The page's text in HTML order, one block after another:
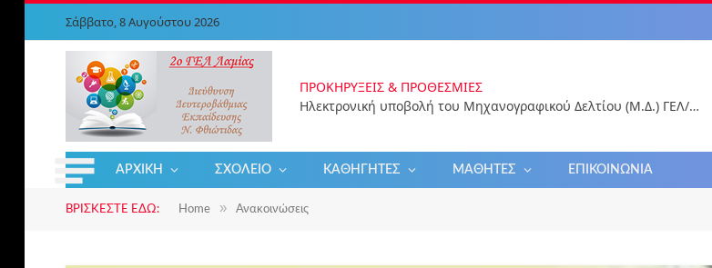
Σάββατο, 8 Αυγούστου 2026
ΠΡΟΚΗΡΎΞΕΙΣ & ΠΡΟΘΕΣΜΊΕΣ
Ηλεκτρονική υποβολή του Μηχανογραφικού Δελτίου (Μ.Δ.) ΓΕΛ/ΕΠΑΛ 2026 για εισαγωγή στην Τριτοβάθμια Εκπαίδευση
ΑΡΧΙΚΉ ΣΧΟΛΕΊΟ ΚΑΘΗΓΗΤΈΣ ΜΑΘΗΤΈΣ ΕΠΙΚΟΙΝΩΝΊΑ
ΒΡΊΣΚΕΣΤΕ ΕΔΏ: Home » Ανακοινώσεις